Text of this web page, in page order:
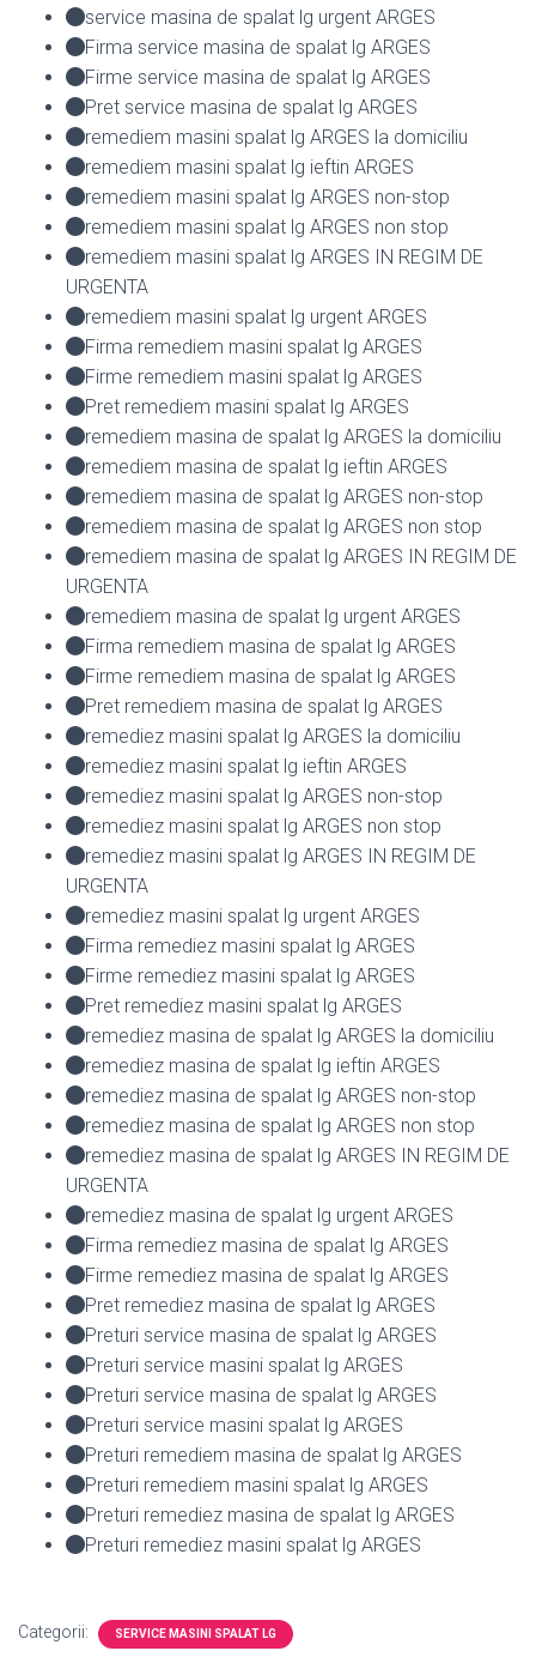
service masina de spalat lg urgent ARGES
Firma service masina de spalat lg ARGES
Firme service masina de spalat lg ARGES
Pret service masina de spalat lg ARGES
remediem masini spalat lg ARGES la domiciliu
remediem masini spalat lg ieftin ARGES
remediem masini spalat lg ARGES non-stop
remediem masini spalat lg ARGES non stop
remediem masini spalat lg ARGES IN REGIM DE
URGENTA
remediem masini spalat lg urgent ARGES
Firma remediem masini spalat lg ARGES
Firme remediem masini spalat lg ARGES
Pret remediem masini spalat lg ARGES
remediem masina de spalat lg ARGES la domiciliu
remediem masina de spalat lg ieftin ARGES
remediem masina de spalat lg ARGES non-stop
remediem masina de spalat lg ARGES non stop
remediem masina de spalat lg ARGES IN REGIM DE
URGENTA
remediem masina de spalat lg urgent ARGES
Firma remediem masina de spalat lg ARGES
Firme remediem masina de spalat lg ARGES
Pret remediem masina de spalat lg ARGES
remediez masini spalat lg ARGES la domiciliu
remediez masini spalat lg ieftin ARGES
remediez masini spalat lg ARGES non-stop
remediez masini spalat lg ARGES non stop
remediez masini spalat lg ARGES IN REGIM DE
URGENTA
remediez masini spalat lg urgent ARGES
Firma remediez masini spalat lg ARGES
Firme remediez masini spalat lg ARGES
Pret remediez masini spalat lg ARGES
remediez masina de spalat lg ARGES la domiciliu
remediez masina de spalat lg ieftin ARGES
remediez masina de spalat lg ARGES non-stop
remediez masina de spalat lg ARGES non stop
remediez masina de spalat lg ARGES IN REGIM DE
URGENTA
remediez masina de spalat lg urgent ARGES
Firma remediez masina de spalat lg ARGES
Firme remediez masina de spalat lg ARGES
Pret remediez masina de spalat lg ARGES
Preturi service masina de spalat lg ARGES
Preturi service masini spalat lg ARGES
Preturi service masina de spalat lg ARGES
Preturi service masini spalat lg ARGES
Preturi remediem masina de spalat lg ARGES
Preturi remediem masini spalat lg ARGES
Preturi remediez masina de spalat lg ARGES
Preturi remediez masini spalat lg ARGES
Categorii: SERVICE MASINI SPALAT LG